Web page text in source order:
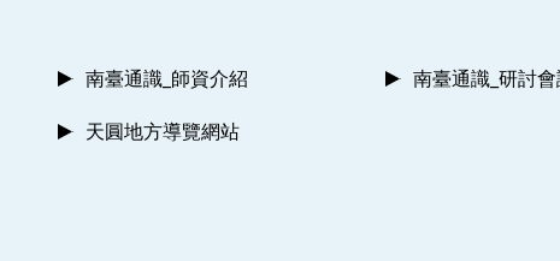
南臺通識_師資介紹 南臺通識_研討
天圓地方導覽網站